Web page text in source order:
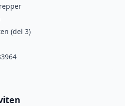
(del 3)